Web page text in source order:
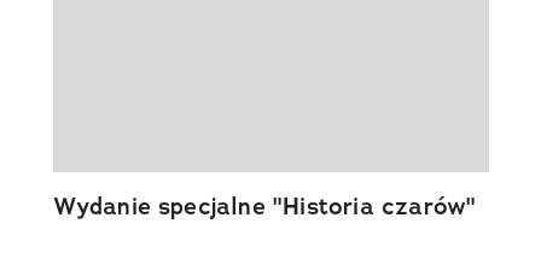
Wydanie specjalne "Historia czarów"